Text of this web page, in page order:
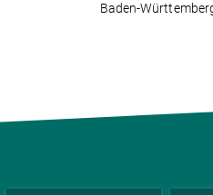
Baden-